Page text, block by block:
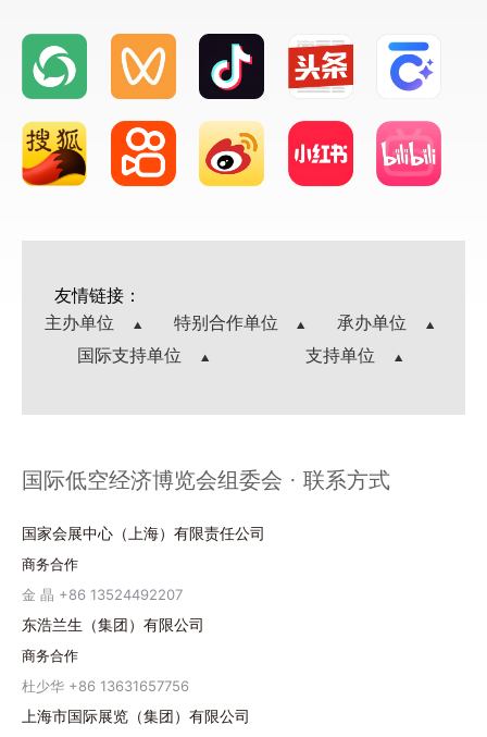
友情链接：
主办单位
特别合作单位
承办单位
国际支持单位
支持单位
国际低空经济博览会组委会 · 联系方式
国家会展中心（上海）有限责任公司
商务合作
金 晶 +86 13524492207
东浩兰生（集团）有限公司
商务合作
杜少华 +86 13631657756
上海市国际展览（集团）有限公司